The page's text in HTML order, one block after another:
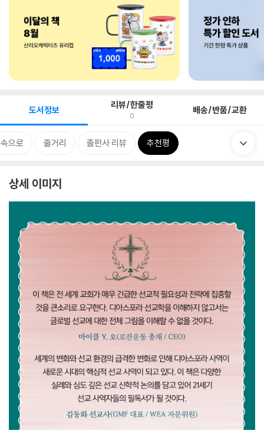
도서정보 리뷰/한줄평
0 배송/반품/교환
으로 줄거리 출판사 리뷰 추천평
상세 이미지